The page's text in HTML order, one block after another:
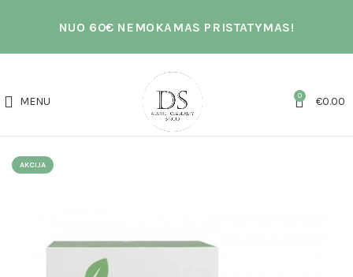
NUO 60€ NEMOKAMAS PRISTATYMAS!
MENU 0 €0.00
AKCIJA